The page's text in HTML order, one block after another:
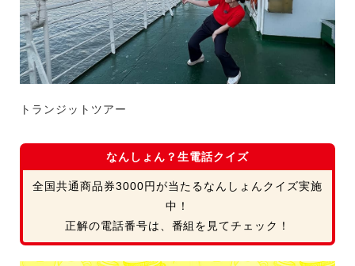
トランジットツアー
なんしょん？生電話クイズ
全国共通商品券3000円が当たるなんしょんクイズ実施
中！
正解の電話番号は、番組を見てチェック！